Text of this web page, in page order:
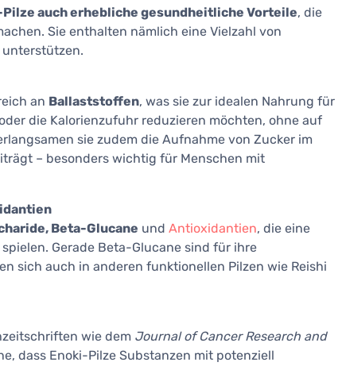
Pilze auch erhebliche gesundheitliche Vorteile, die
Sie enthalten nämlich eine Vielzahl von
unterstützen.
an Ballaststoffen, was sie zur idealen Nahrung für
die Kalorienzufuhr reduzieren möchten, ohne auf
sie zudem die Aufnahme von Zucker im
– besonders wichtig für Menschen mit
Beta-Glucane und Antioxidantien, die eine
Gerade Beta-Glucane sind für ihre
sich auch in anderen funktionellen Pilzen wie Reishi
wie dem Journal of Cancer Research and
dass Enoki-Pilze Substanzen mit potenziell